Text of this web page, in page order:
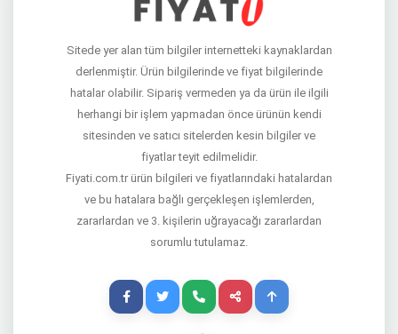
Sitede yer alan tüm bilgiler internetteki kaynaklardan
derlenmiştir. Ürün bilgilerinde ve fiyat bilgilerinde
hatalar olabilir. Sipariş vermeden ya da ürün ile ilgili
herhangi bir işlem yapmadan önce ürünün kendi
sitesinden ve satıcı sitelerden kesin bilgiler ve
fiyatlar teyit edilmelidir.
Fiyati.com.tr ürün bilgileri ve fiyatlarındaki hatalardan
ve bu hatalara bağlı gerçekleşen işlemlerden,
zararlardan ve 3. kişilerin uğrayacağı zararlardan
sorumlu tutulamaz.